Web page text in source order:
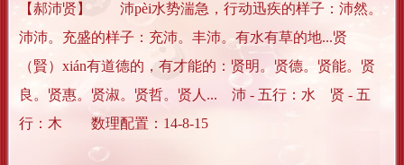
【郝沛贤】 沛pèi水势湍急，行动迅疾的样子：沛然。
沛沛。充盛的样子：充沛。丰沛。有水有草的地...贤
（賢）xián有道德的，有才能的：贤明。贤德。贤能。贤
良。贤惠。贤淑。贤哲。贤人... 沛 - 五行：水 贤 - 五
行：木 数理配置：14-8-15